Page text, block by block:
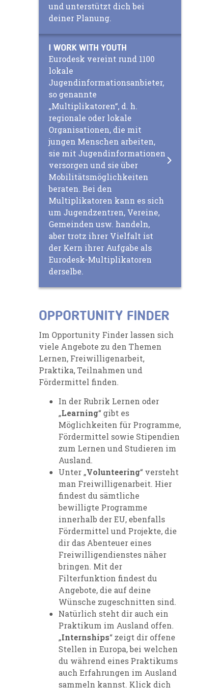
und unterstützt dich bei
deiner Planung.
I WORK WITH YOUTH
Eurodesk vereint rund 1100
lokale
Jugendinformationsanbieter,
so genannte
„Multiplikatoren“, d. h.
regionale oder lokale
Organisationen, die mit
jungen Menschen arbeiten,
sie mit Jugendinformationen
versorgen und sie über
Mobilitätsmöglichkeiten
beraten. Bei den
Multiplikatoren kann es sich
um Jugendzentren, Vereine,
Gemeinden usw. handeln,
aber trotz ihrer Vielfalt ist
der Kern ihrer Aufgabe als
Eurodesk-Multiplikatoren
derselbe.
OPPORTUNITY FINDER
Im Opportunity Finder lassen sich
viele Angebote zu den Themen
Lernen, Freiwilligenarbeit,
Praktika, Teilnahmen und
Fördermittel finden.
In der Rubrik Lernen oder
„Learning“ gibt es
Möglichkeiten für Programme,
Fördermittel sowie Stipendien
zum Lernen und Studieren im
Ausland.
Unter „Volunteering“ versteht
man Freiwilligenarbeit. Hier
findest du sämtliche
bewilligte Programme
innerhalb der EU, ebenfalls
Fördermittel und Projekte, die
dir das Abenteuer eines
Freiwilligendienstes näher
bringen. Mit der
Filterfunktion findest du
Angebote, die auf deine
Wünsche zugeschnitten sind.
Natürlich steht dir auch ein
Praktikum im Ausland offen.
„Internships“ zeigt dir offene
Stellen in Europa, bei welchen
du während eines Praktikums
auch Erfahrungen im Ausland
sammeln kannst. Klick dich